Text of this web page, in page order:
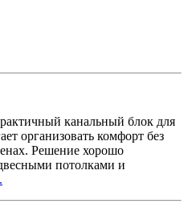
канальный блок для
организовать комфорт без
Решение хорошо
потолками и